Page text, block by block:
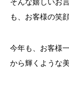
そんな嬉しいお
も、お客様の笑
今年も、お客様
から輝くような